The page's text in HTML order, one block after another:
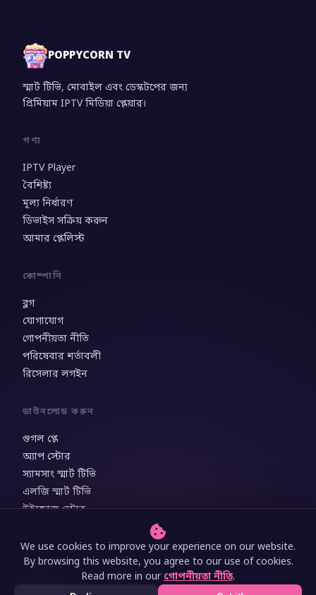
POPPYCORN TV
স্মার্ট টিভি, মোবাইল এবং ডেস্কটপের জন্য
প্রিমিয়াম IPTV মিডিয়া প্লেয়ার।
পণ্য
IPTV Player
বৈশিষ্ট্য
মূল্য নির্ধারণ
ডিভাইস সক্রিয় করুন
আমার প্লেলিস্ট
কোম্পানি
ব্লগ
যোগাযোগ
গোপনীয়তা নীতি
পরিষেবার শর্তাবলী
রিসেলার লগইন
ডাউনলোড করুন
গুগল প্লে
অ্যাপ স্টোর
স্যামসাং স্মার্ট টিভি
এলজি স্মার্ট টিভি
উইন্ডোজ স্টোর
© 2026 Poppycorn TV. সর্বস্বত্ব সংরক্ষিত
বিশুদ্ধ মিডিয়া প্লেয়ার - কোন বিষয়বস্তু প্রদান করা হয় না।
We use cookies to improve your experience on our website.
By browsing this website, you agree to our use of cookies.
Read more in our গোপনীয়তা নীতি.